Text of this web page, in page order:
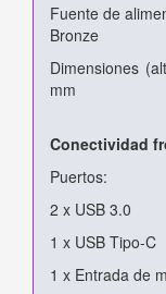
Fuente de
Bronze
Dimensiones
mm
Conectividad
Puertos:
2 x USB 3.0
1 x USB Tipo-C
1 x Entrada de